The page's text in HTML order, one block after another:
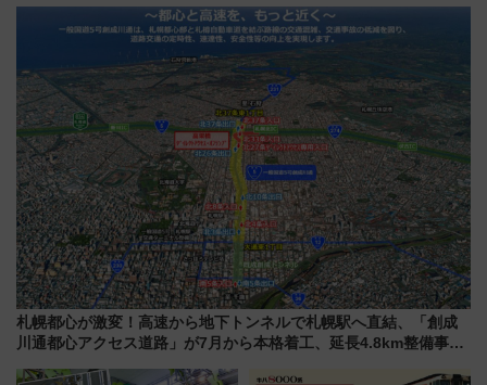
を食べ比べ【7月25日・26日開
今年12月
札幌都心が激変！高速から地下トンネルで札幌駅へ直結、「創成
川通都心アクセス道路」が7月から本格着工、延長4.8km整備事業